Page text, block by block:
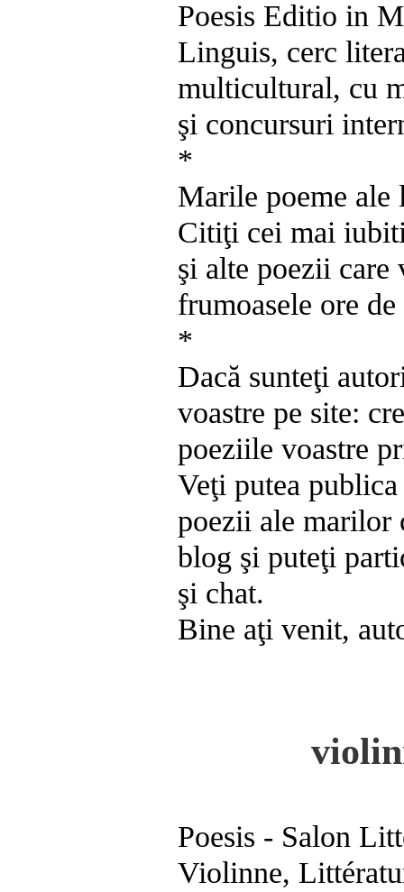
Poesis Editio in
Linguis, cerc
multicultural, cu
şi concursuri
*
Marile poeme
Citiţi cei mai
şi alte poezii care
frumoasele ore
*
Dacă sunteţi
voastre pe site:
poeziile voastre
Veţi putea
poezii ale marilor
blog şi puteţi
şi chat.
Bine aţi venit,
Poesis - Salon
Violinne,